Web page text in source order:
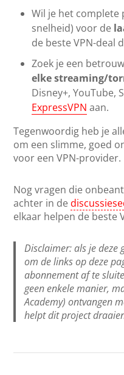
Wil je het complete
snelheid) voor de
de beste VPN-deal
Zoek je een
elke streaming/
Disney+, YouTube,
ExpressVPN aan.
Tegenwoordig heb je
om een slimme, goed
voor een VPN-provider.
Nog vragen die
achter in de
elkaar helpen de beste
Disclaimer: als je deze
om de links op deze
abonnement af te
geen enkele manier,
Academy) ontvangen
helpt dit project